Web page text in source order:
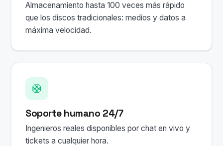
Almacenamiento hasta 100 veces más rápido
que los discos tradicionales: medios y datos a
máxima velocidad.
🛟
Soporte humano 24/7
Ingenieros reales disponibles por chat en vivo y
tickets a cualquier hora.